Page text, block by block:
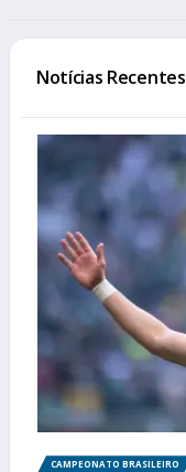
Notícias Recentes
CAMPEONATO BRASILEIRO